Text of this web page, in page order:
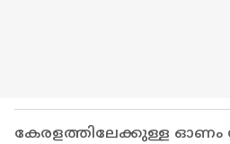
കേരളത്തിലേക്കുള്ള